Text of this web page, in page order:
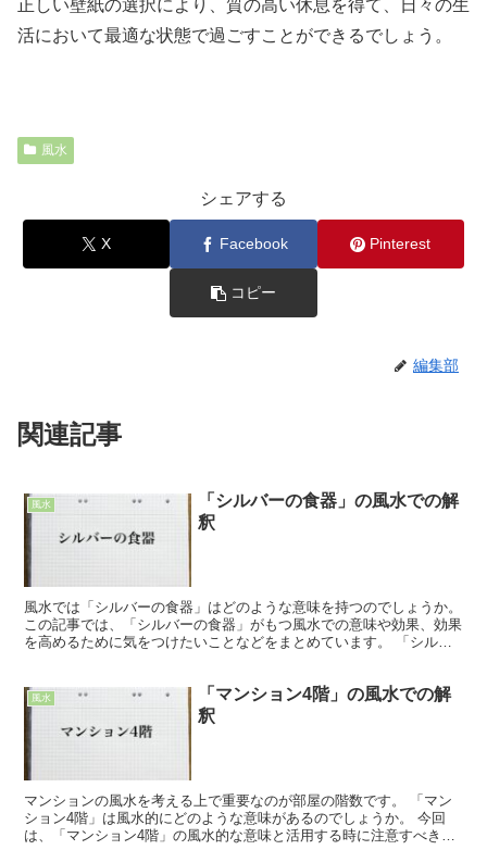
正しい壁紙の選択により、質の高い休息を得て、日々の生
活において最適な状態で過ごすことができるでしょう。
風水
シェアする
X Facebook Pinterest
コピー
編集部
関連記事
風水
「シルバーの食器」の風水での解
釈
風水では「シルバーの食器」はどのような意味を持つのでしょうか。
この記事では、「シルバーの食器」がもつ風水での意味や効果、効果
を高めるために気をつけたいことなどをまとめています。 「シルバ
風水
「マンション4階」の風水での解
釈
マンションの風水を考える上で重要なのが部屋の階数です。 「マン
ション4階」は風水的にどのような意味があるのでしょうか。 今回
は、「マンション4階」の風水的な意味と活用する時に注意すべきこ